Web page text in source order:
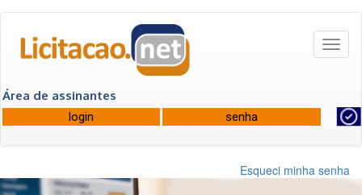
Área de assinantes
Esqueci minha senha